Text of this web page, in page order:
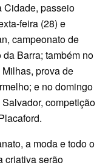
Cidade, passeio
feira (28) e
campeonato de
Barra; também no
prova de
e no domingo
competição
a moda e todo o
criativa serão